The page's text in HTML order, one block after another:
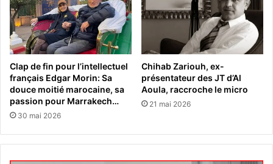
Clap de fin pour l’intellectuel
français Edgar Morin: Sa
douce moitié marocaine, sa
passion pour Marrakech…
30 mai 2026
Chihab Zariouh, ex-
présentateur des JT d’Al
Aoula, raccroche le micro
21 mai 2026